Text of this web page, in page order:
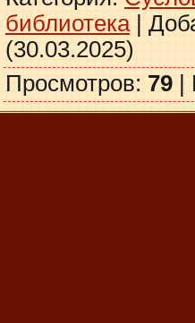
библиотека|
(30.03.2025)
Просмотров: 79 |